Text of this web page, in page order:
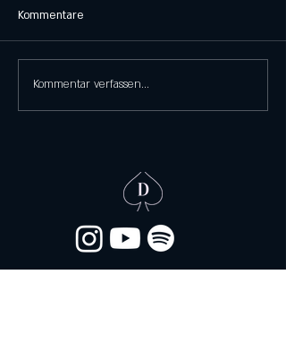
Kommentare
Kommentar verfassen...
Elbestraße 31, 60329 Frankfurt am Main